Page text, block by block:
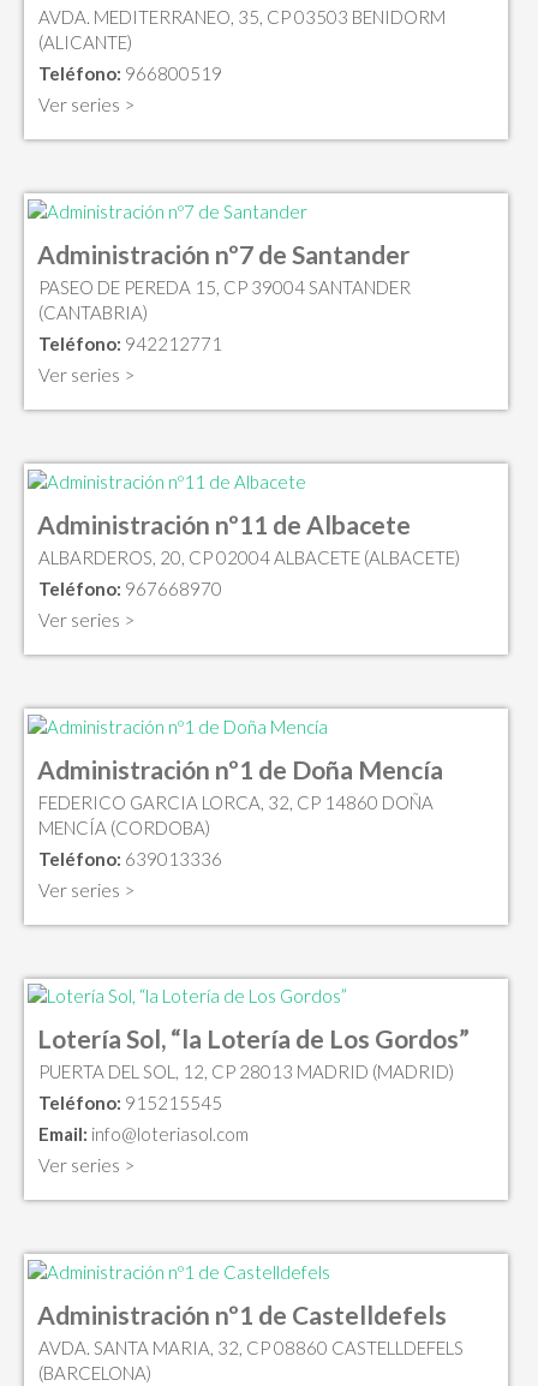
AVDA. MEDITERRANEO, 35, CP 03503 BENIDORM
(ALICANTE)
Teléfono: 966800519
Ver series >
Administración nº7 de Santander
PASEO DE PEREDA 15, CP 39004 SANTANDER
(CANTABRIA)
Teléfono: 942212771
Ver series >
Administración nº11 de Albacete
ALBARDEROS, 20, CP 02004 ALBACETE (ALBACETE)
Teléfono: 967668970
Ver series >
Administración nº1 de Doña Mencía
FEDERICO GARCIA LORCA, 32, CP 14860 DOÑA
MENCÍA (CORDOBA)
Teléfono: 639013336
Ver series >
Lotería Sol, “la Lotería de Los Gordos”
PUERTA DEL SOL, 12, CP 28013 MADRID (MADRID)
Teléfono: 915215545
Email: info@loteriasol.com
Ver series >
Administración nº1 de Castelldefels
AVDA. SANTA MARIA, 32, CP 08860 CASTELLDEFELS
(BARCELONA)